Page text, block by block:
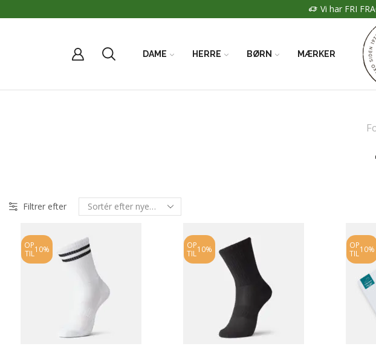
Vi har FRI
DAME HERRE BØRN MÆRKER
Filtrer efter
OP
TIL10%
OP
TIL10%
OP
TIL10%